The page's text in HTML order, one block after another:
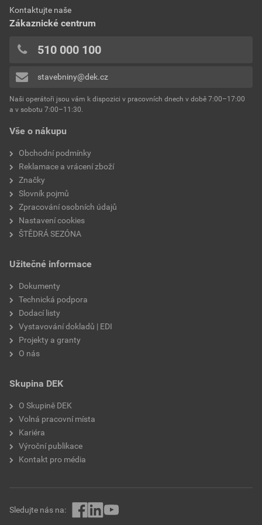
Dokumenty výrobce
Environmentální prohlášení výrobku
Stáhnout
Velikost
výrobce
typ
reakce na oheň
součinitel tepelné vodivosti0,8 W/mK
teplota zpracování
hmotnost
typ výrobku
faktor difuzního odporu
materiálová báze
Přidávat hodnocení může pouze přihlášený uživatel.
Vše o nákupu
Obchodní podmínky
Reklamace a vrácení zboží
Značky
Slovník pojmů
Zpracování osobních údajů
Nastavení cookies
ŠTĚDRÁ SEZÓNA
Užitečné informace
Dokumenty
Technická podpora
Dodací listy
Vystavování dokladů | EDI
Projekty a granty
O nás
Skupina DEK
O Skupině DEK
Volná pracovní místa
Kariéra
Výroční publikace
Kontakt pro média
Kontaktujte naše
Zákaznické centrum
510 000 100
stavebniny@dek.cz
Naši operátoři jsou vám k dispozici v pracovních dnech v době 7:00–17:00
a v sobotu 7:00–11:30.
Sledujte nás na: